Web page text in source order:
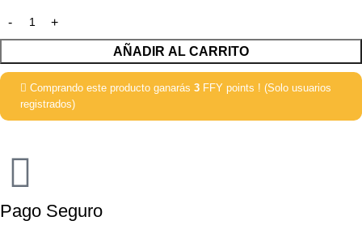
AÑADIR AL CARRITO
Comprando este producto ganarás 3 FFY points ! (Solo usuarios
registrados)
Pago Seguro